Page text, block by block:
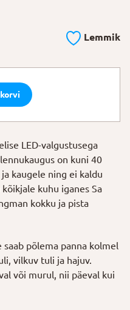
Lemmik
LED-valgustusega
on kuni 40
kaugele ning ei kaldu
kuhu iganes Sa
kokku ja pista
põlema panna kolmel
vilkuv tuli ja hajuv.
või murul, nii päeval kui